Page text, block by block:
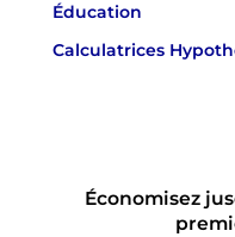
Éducation
Calculatrices
Économisez